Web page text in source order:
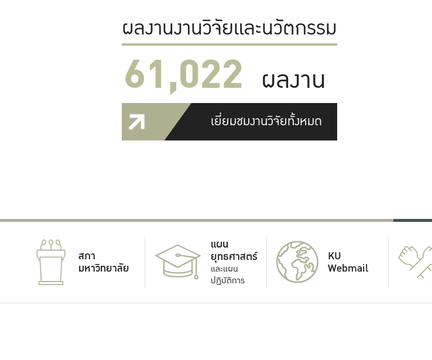
ผลงานงานวิจัยและนวัตกรรม
61,022 ผลงาน
เยี่ยมชมงานวิจัยทั้งหมด
สภา
มหาวิทยาลัย
แผน
ยุทธศาสตร์
และแผน
ปฏิบัติการ
KU
Webmail